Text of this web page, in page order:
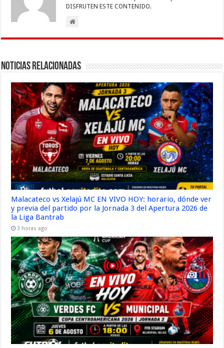
DISFRUTEN ESTE CONTENIDO.
Noticias Relacionadas
Malacateco vs Xelajú MC EN VIVO HOY: horario, dónde ver
y previa del partido por la Jornada 3 del Apertura 2026 de
la Liga Bantrab
3 horas ago